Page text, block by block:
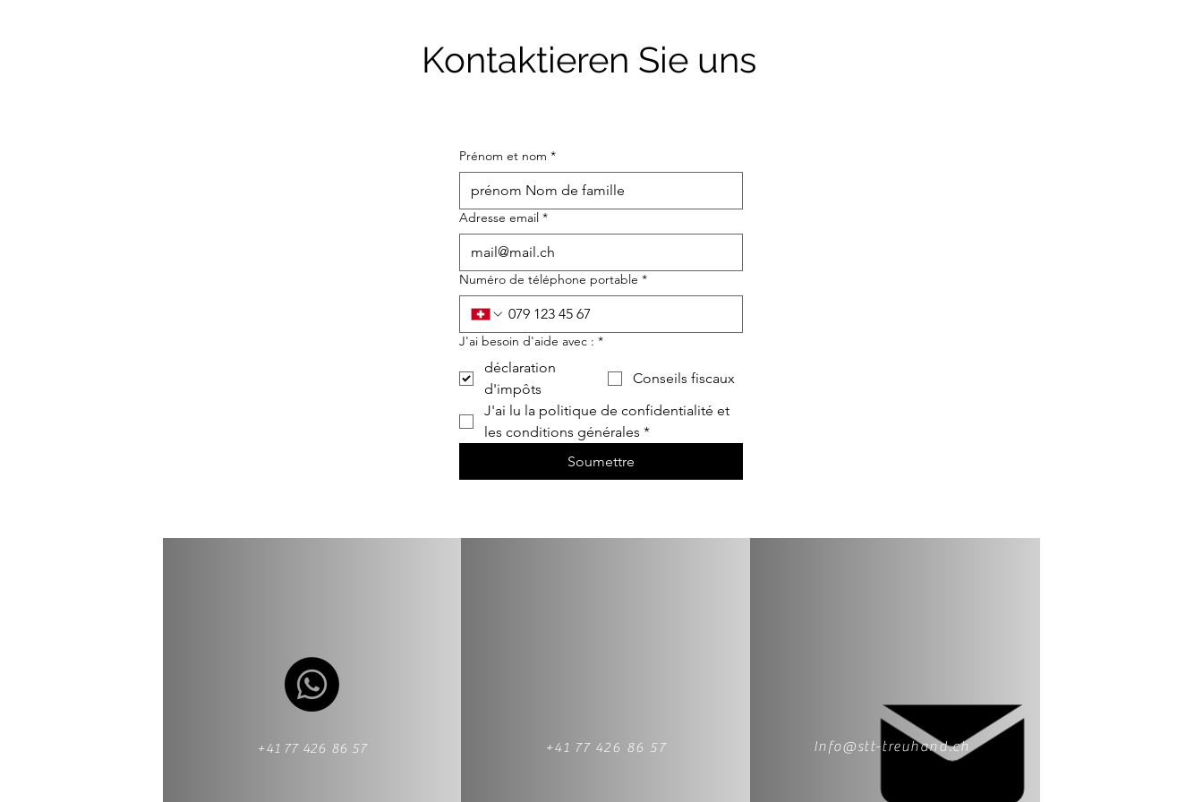
Kontaktieren Sie uns
Prénom et nom *
Adresse email *
Numéro de téléphone portable *
J'ai besoin d'aide avec : *
déclaration
d'impôts
Conseils fiscaux
J'ai lu la politique de confidentialité et
les conditions générales *
Soumettre
+41 77 426 86 57 +41 77 426 86 57 Info@stt-treuhand.ch